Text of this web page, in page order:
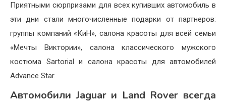
Приятными сюрпризами для всех купивших автомобиль в
эти дни стали многочисленные подарки от партнеров:
группы компаний «КиН», салона красоты для всей семьи
«Мечты Виктории», салона классического мужского
костюма Sartorial и салона красоты для автомобилей
Advance Star.
Автомобили Jaguar и Land Rover всегда